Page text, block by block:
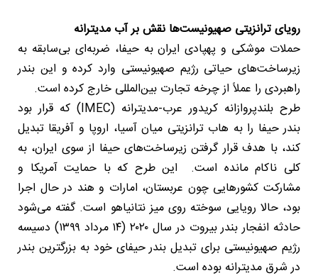
رویای ترانزیتی صهیونیست‌ها نقش بر آب مدیترانه
حملات موشکی و پهپادی ایران به حیفا، ضربه‌ای بی‌سابقه به
زیرساخت‌های حیاتی رژیم صهیونیستی وارد کرده و این بندر
راهبردی را عملاً از چرخه تجارت بین‌المللی خارج کرده است.
️طرح بلندپروازانه کریدور عرب-مدیترانه (IMEC) که قرار بود
بندر حیفا را به هاب ترانزیتی میان آسیا، اروپا و آفریقا تبدیل
کند، با هدف قرار گرفتن زیرساخت‌های حیفا از سوی ایران، به
کلی ناکام مانده است. ️این طرح که با حمایت آمریکا و
مشارکت کشورهایی چون عربستان، امارات و هند در حال اجرا
بود، حالا رویایی سوخته روی میز نتانیاهو است. ️گفته می‌شود
حادثه انفجار بندر بیروت در سال ۲۰۲۰ (۱۴ مرداد ۱۳۹۹) دسیسه
رژیم صهیونیستی برای تبدیل بندر حیفای خود به بزرگترین بندر
در شرق مدیترانه بوده است.